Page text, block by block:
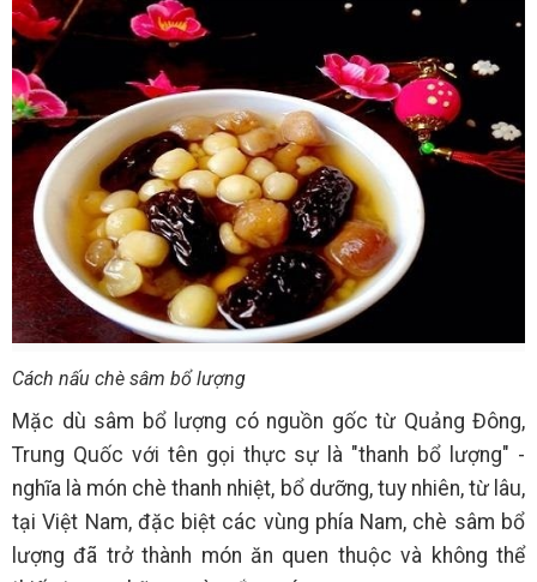
Cách nấu chè sâm bổ lượng
Mặc dù sâm bổ lượng có nguồn gốc từ Quảng Đông,
Trung Quốc với tên gọi thực sự là "thanh bổ lượng" -
nghĩa là món chè thanh nhiệt, bổ dưỡng, tuy nhiên, từ lâu,
tại Việt Nam, đặc biệt các vùng phía Nam, chè sâm bổ
lượng đã trở thành món ăn quen thuộc và không thể